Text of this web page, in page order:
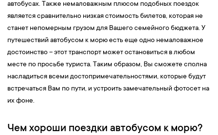
автобусах. Также немаловажным плюсом подобных поездок
является сравнительно низкая стоимость билетов, которая не
станет непомерным грузом для Вашего семейного бюджета. У
путешествий автобусом к морю есть еще одно немаловажное
достоинство – этот транспорт может остановиться в любом
месте по просьбе туриста. Таким образом, Вы сможете сполна
насладиться всеми достопримечательностями, которые будут
встречаться Вам по пути, и устроить замечательный фотосет на
их фоне.
Чем хороши поездки автобусом к морю?